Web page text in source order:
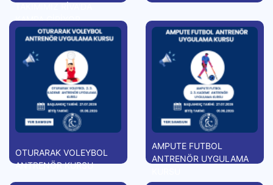
KAMPA GİRİYOR
OTURARAK VOLEYBOL
ANTRENÖR KURSU
AMPUTE FUTBOL
ANTRENÖR UYGULAMA